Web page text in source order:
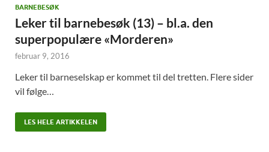
BARNEBESØK
Leker til barnebesøk (13) – bl.a. den
superpopulære «Morderen»
februar 9, 2016
Leker til barneselskap er kommet til del tretten. Flere sider
vil følge…
LES HELE ARTIKKELEN